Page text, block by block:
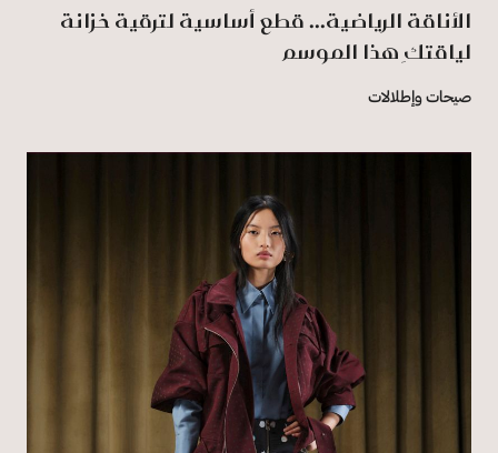
الأناقة الرياضية... قطع أساسية لترقية خزانة
لياقتكِ هذا الموسم
صيحات وإطلالات